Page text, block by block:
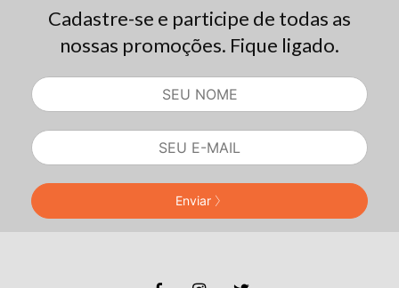
Cadastre-se e participe de todas as
nossas promoções. Fique ligado.
Enviar